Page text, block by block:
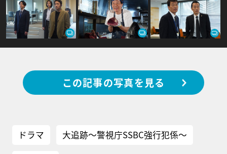
この記事の写真を見る
ドラマ 大追跡～警視庁SSBC強行犯係～